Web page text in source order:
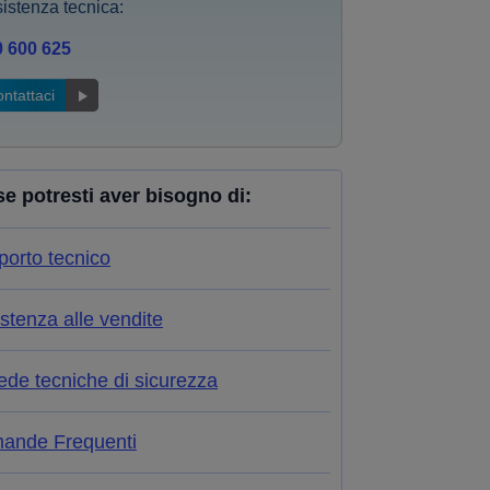
tecnica:
600 625
potresti aver bisogno di:
tecnico
alle vendite
tecniche di sicurezza
Frequenti